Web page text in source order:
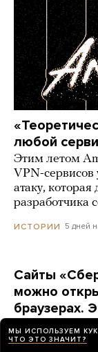
любой
Этим летом
VPN-
атаку,
разработчика
ИСТОРИИ 5 дней
Сайты
можно
браузерах.
выбрать?
Короткая
МЫ ИСПОЛЬЗУЕМ
ЧТО ЭТО ЗНАЧИТ?